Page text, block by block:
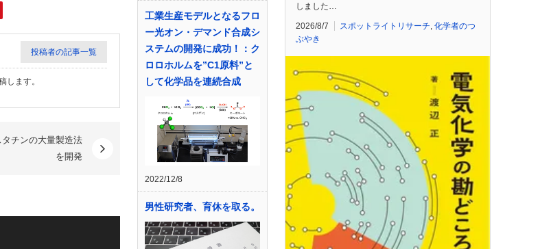
投稿者の記事一覧
します。
チンの大量製造法
を開発
工業生産モデルとなるフロ
ー光オン・デマンド合成シ
ステムの開発に成功！：ク
ロロホルムを”C1原料”と
して化学品を連続合成
2022/12/8
男性研究者、育休を取る。
しました…
2026/8/7 スポットライトリサーチ 化学者のつ
ぶやき